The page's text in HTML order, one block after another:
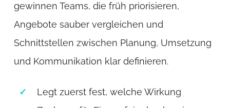
gewinnen Teams, die früh priorisieren,
Angebote sauber vergleichen und
Schnittstellen zwischen Planung, Umsetzung
und Kommunikation klar definieren.
Legt zuerst fest, welche Wirkung